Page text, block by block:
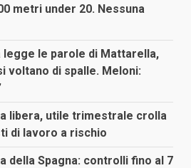
metri under 20. Nessuna
legge le parole di Mattarella,
voltano di spalle. Meloni:
libera, utile trimestrale crolla
di lavoro a rischio
della Spagna: controlli fino al 7